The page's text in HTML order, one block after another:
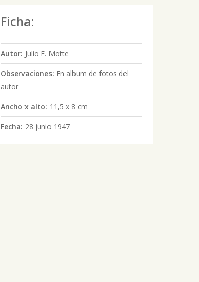
Ficha:
Autor: Julio E. Motte
Observaciones: En album de fotos del
autor
Ancho x alto: 11,5 x 8 cm
Fecha: 28 junio 1947